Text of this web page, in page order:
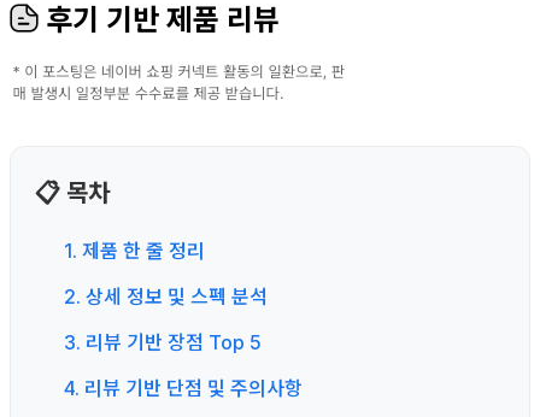
후기 기반 제품 리뷰
📋 목차
1. 제품 한 줄 정리
2. 상세 정보 및 스펙 분석
3. 리뷰 기반 장점 Top 5
4. 리뷰 기반 단점 및 주의사항